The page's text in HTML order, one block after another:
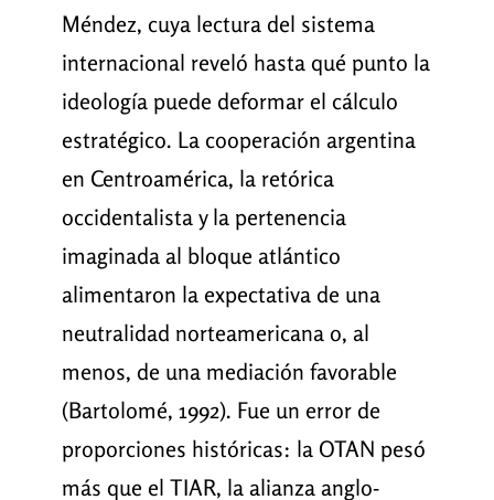
Méndez, cuya lectura del sistema
internacional reveló hasta qué punto la
ideología puede deformar el cálculo
estratégico. La cooperación argentina
en Centroamérica, la retórica
occidentalista y la pertenencia
imaginada al bloque atlántico
alimentaron la expectativa de una
neutralidad norteamericana o, al
menos, de una mediación favorable
(Bartolomé, 1992). Fue un error de
proporciones históricas: la OTAN pesó
más que el TIAR, la alianza anglo-